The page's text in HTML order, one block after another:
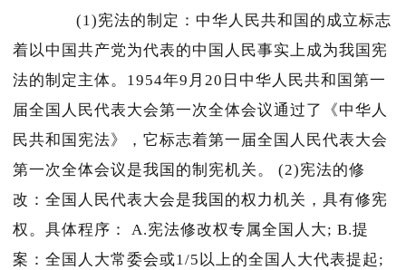
(1)宪法的制定：中华人民共和国的成立标志
着以中国共产党为代表的中国人民事实上成为我国宪
法的制定主体。1954年9月20日中华人民共和国第一
届全国人民代表大会第一次全体会议通过了《中华人
民共和国宪法》，它标志着第一届全国人民代表大会
第一次全体会议是我国的制宪机关。 (2)宪法的修
改：全国人民代表大会是我国的权力机关，具有修宪
权。具体程序： A.宪法修改权专属全国人大; B.提
案：全国人大常委会或1/5以上的全国人大代表提起;